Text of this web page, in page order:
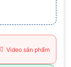
Video sản phẩm